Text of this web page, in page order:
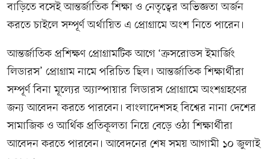
বাড়িতে বসেই আন্তর্জাতিক শিক্ষা ও নেতৃত্বের অভিজ্ঞতা অর্জন
করতে চাইলে সম্পূর্ণ অর্থায়িত এ প্রোগ্রামে অংশ নিতে পারেন।
আন্তর্জাতিক প্রশিক্ষণ প্রোগ্রামটিক আগে ‘ক্রসরোডস ইমার্জিং
লিডারস’ প্রোগ্রাম নামে পরিচিত ছিল। আন্তর্জাতিক শিক্ষার্থীরা
সম্পূর্ণ বিনা মূল্যের অ্যাস্পায়ার লিডারস প্রোগ্রামে অংশগ্রহণের
জন্য আবেদন করতে পারবেন। বাংলাদেশসহ বিশ্বের নানা দেশের
সামাজিক ও আর্থিক প্রতিকূলতা নিয়ে বেড়ে ওঠা শিক্ষার্থীরা
আবেদন করতে পারবেন। আবেদনের শেষ সময় আগামী ১০ জুলাই